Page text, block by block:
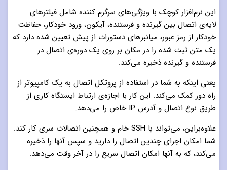
این نرم‌افزار کوچک با ویژگی‌های سرگرم کننده شامل فیلترهای
لایه‌ی اتصال بین گیرنده و فرستنده، آیکون، ورود خودکار، حفاظت
خودکار از رمز عبور، میانبرهای دستورات از پیش تعیین شده دارد که
یک متن ثبت شده را در مکان بر روی یک دوره‌ی اتصال در
فرستنده و گیرنده ذخیره می‌کند.
یعنی اینکه به شما در استفاده از پروتکل اتصال به یک کامپیوتر از
راه دور کمک می‌کند. این کار با اجازه‌ی ارتباط ایستگاه کاری از
طریق نوع اتصال و آدرس IP خاص را می‌دهد.
علاوه‌براین، می‌تواند با SSH خام و همچنین اتصالات سری کار کند.
شما امکان اجرای چندین اتصال را دارید و سپس آنها را ذخیره
می‌کند، که به آنها امکان اتصال سریع را در آخر وقت می‌دهد.